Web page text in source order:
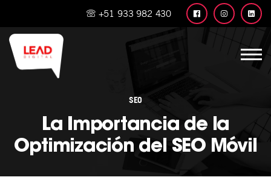
+51 933 982 430
SEO
La Importancia de la
Optimización del SEO Móvil